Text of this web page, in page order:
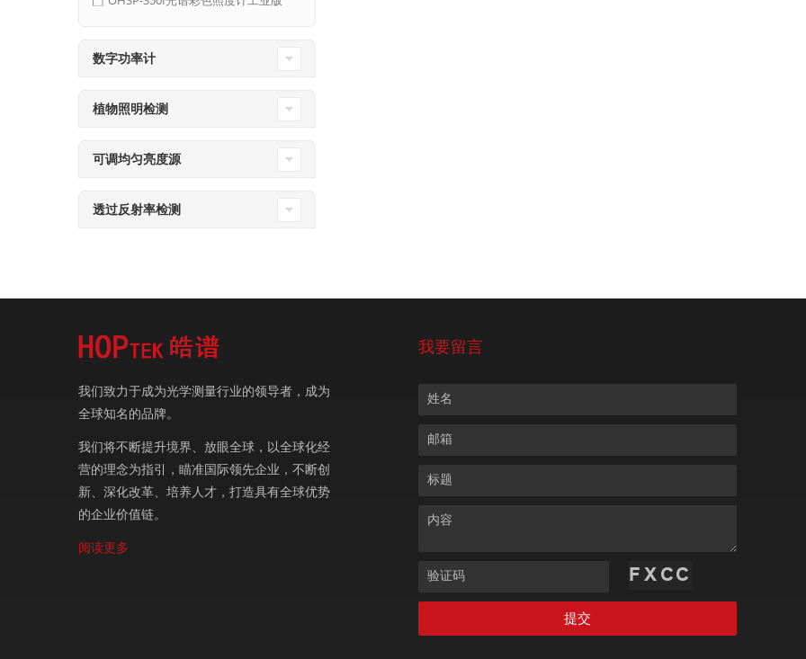
数字功率计
植物照明检测
可调均匀亮度源
透过反射率检测
我们致力于成为光学测量行业的领导者，成为
全球知名的品牌。
我们将不断提升境界、放眼全球，以全球化经
营的理念为指引，瞄准国际领先企业，不断创
新、深化改革、培养人才，打造具有全球优势
的企业价值链。
阅读更多
我要留言
姓名
邮箱
标题
内容
验证码
提交